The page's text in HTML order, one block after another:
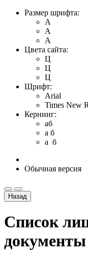
Размер шрифта:
A
A
A
Цвета сайта:
Ц
Ц
Ц
Шрифт:
Arial
Times New
Кернинг:
aб
a б
a б
Обычная версия
Назад
Список
документы